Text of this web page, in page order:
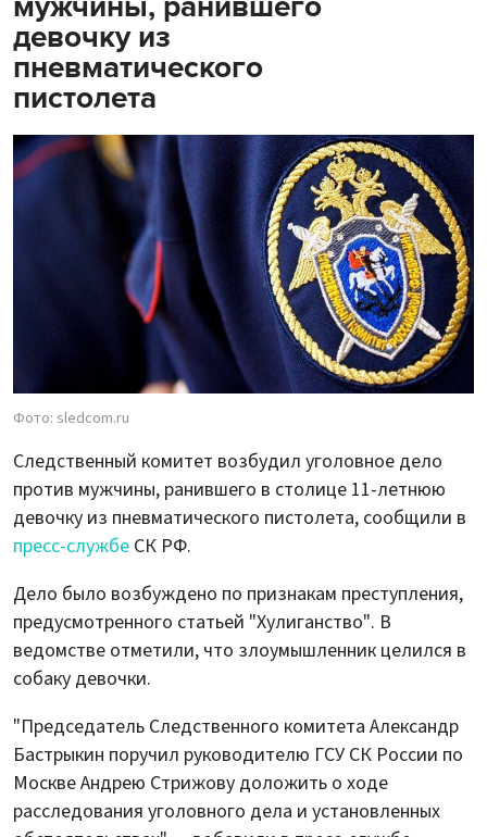
девочку из
пневматического
пистолета
Фото: sledcom.ru
Следственный комитет возбудил уголовное дело
против мужчины, ранившего в столице 11-летнюю
девочку из пневматического пистолета, сообщили в
пресс-службе СК РФ.
Дело было возбуждено по признакам преступления,
предусмотренного статьей "Хулиганство". В
ведомстве отметили, что злоумышленник целился в
собаку девочки.
"Председатель Следственного комитета Александр
Бастрыкин поручил руководителю ГСУ СК России по
Москве Андрею Стрижову доложить о ходе
расследования уголовного дела и установленных